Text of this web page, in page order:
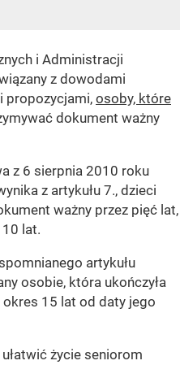
i Administracji
z dowodami
propozycjami,osoby, które
dokument ważny
z 6 sierpnia 2010 roku
z artykułu 7., dzieci
ważny przez pięć lat,
lat.
artykułu
osobie, która ukończyła
15 lat od daty jego
życie seniorom